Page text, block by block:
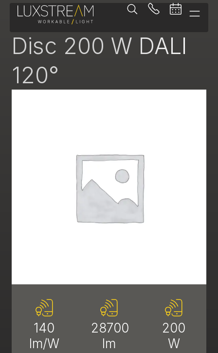
Pendelleuchte
Disc 200 W DALI
120°
140
lm/W
28700
lm
200
W